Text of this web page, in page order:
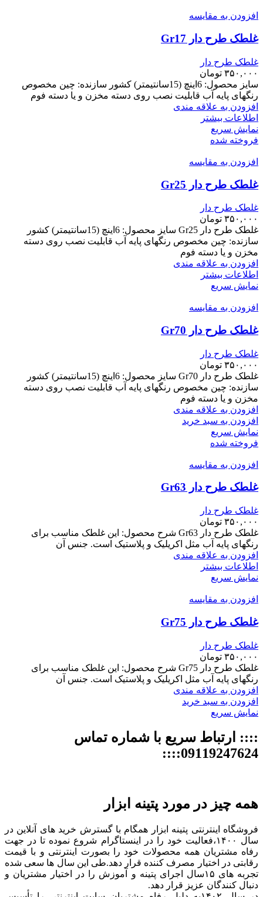
افزودن به مقایسه
غلطک طرح دار Gr17
غلطک طرح دار
۳۵۰,۰۰۰ تومان
سایز محصول: 6اینچ (15سانتیمتر) کشور سازنده: چین مخصوص
رنگهای پایه آب قابلیت نصب روی دسته مخزن و یا دسته فوم
افزودن به علاقه مندی
اطلاعات بیشتر
نمایش سریع
فروخته شده
افزودن به مقایسه
غلطک طرح دار Gr25
غلطک طرح دار
۳۵۰,۰۰۰ تومان
غلطک طرح دار Gr25 سایز محصول: 6اینچ (15سانتیمتر) کشور
سازنده: چین مخصوص رنگهای پایه آب قابلیت نصب روی دسته
مخزن و یا دسته فوم
افزودن به علاقه مندی
اطلاعات بیشتر
نمایش سریع
افزودن به مقایسه
غلطک طرح دار Gr70
غلطک طرح دار
۳۵۰,۰۰۰ تومان
غلطک طرح دار Gr70 سایز محصول: 6اینچ (15سانتیمتر) کشور
سازنده: چین مخصوص رنگهای پایه آب قابلیت نصب روی دسته
مخزن و یا دسته فوم
افزودن به علاقه مندی
افزودن به سبد خرید
نمایش سریع
فروخته شده
افزودن به مقایسه
غلطک طرح دار Gr63
غلطک طرح دار
۳۵۰,۰۰۰ تومان
غلطک طرح دار Gr63 شرح محصول: این غلطک مناسب برای
رنگهای پایه آب مثل اکریلیک و پلاستیک است. جنس آن
افزودن به علاقه مندی
اطلاعات بیشتر
نمایش سریع
افزودن به مقایسه
غلطک طرح دار Gr75
غلطک طرح دار
۳۵۰,۰۰۰ تومان
غلطک طرح دار Gr75 شرح محصول: این غلطک مناسب برای
رنگهای پایه آب مثل اکریلیک و پلاستیک است. جنس آن
افزودن به علاقه مندی
افزودن به سبد خرید
نمایش سریع
:::: ارتباط سریع با شماره تماس
09119247624::::
همه چیز در مورد پتینه ابزار
فروشگاه اینترنتی پتینه ابزار همگام با گسترش خرید های آنلاین در
سال ۱۴۰۰،فعالیت خود را در اینستاگرام شروع نموده تا در جهت
رفاه مشتریان همه محصولات خود را بصورت اینترنتی و با قیمت
رقابتی در اختیار مصرف کننده قرار دهد.طی این سال ها سعی شده
تجربه های ۱۵سال اجرای پتینه و آموزش را در اختیار مشتریان و
دنبال کنندگان عزیز قرار دهد.